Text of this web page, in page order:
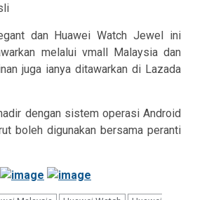
dan Huawei Watch Jewel ini
melalui vmall Malaysia dan
juga ianya ditawarkan di Lazada
dengan sistem operasi Android
boleh digunakan bersama peranti